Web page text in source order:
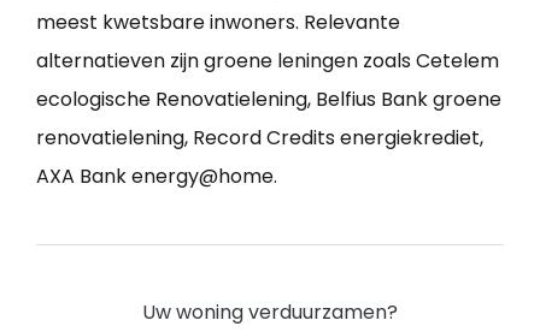
meest kwetsbare inwoners. Relevante
alternatieven zijn groene leningen zoals Cetelem
ecologische Renovatielening, Belfius Bank groene
renovatielening, Record Credits energiekrediet,
AXA Bank energy@home.
Uw woning verduurzamen?